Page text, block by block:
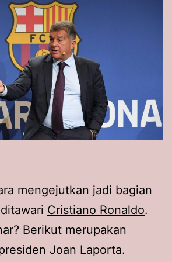
mengejutkan jadi bagian
Cristiano Ronaldo.
Berikut merupakan
Joan Laporta.